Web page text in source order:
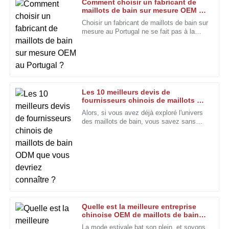
Comment choisir un fabricant de
maillots de bain sur mesure OEM au
Portugal ?
Choisir un fabricant de maillots de bain sur
mesure au Portugal ne se fait pas à la
Les 10 meilleurs devis de
fournisseurs chinois de maillots de
bain ODM que vous devriez
connaître ?
Alors, si vous avez déjà exploré l'univers
des maillots de bain, vous savez sans
Quelle est la meilleure entreprise
chinoise OEM de maillots de bain
flatteurs pour des tendances
La mode estivale bat son plein, et soyons
Sanchez
La qualité est vraiment remarquable. L'équipe du service
après-vente est non seulement serviable, mais aussi très
25 Janvier 2026
J
Jacob
Campbell
La qualité de fabrication est impressionnante. Le service
13 Décembre 2025
La qualité est exceptionnelle et l'équipe d'assistance est